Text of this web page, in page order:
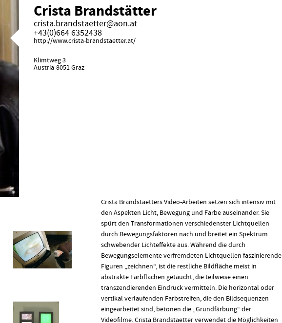
Crista Brandstätter
crista.brandstaetter@aon.at
+43(0)664 6352438
http://www.crista-brandstaetter.at/
Klimtweg 3
Austria-8051 Graz
Crista Brandstaetters Video-Arbeiten setzen sich intensiv mit
den Aspekten Licht, Bewegung und Farbe auseinander. Sie
spürt den Transformationen verschiedenster Lichtquellen
durch Bewegungsfaktoren nach und breitet ein Spektrum
schwebender Lichteffekte aus. Während die durch
Bewegungselemente verfremdeten Lichtquellen faszinierende
Figuren „zeichnen“, ist die restliche Bildfläche meist in
abstrakte Farbflächen getaucht, die teilweise einen
transzendierenden Eindruck vermitteln. Die horizontal oder
vertikal verlaufenden Farbstreifen, die den Bildsequenzen
eingearbeitet sind, betonen die „Grundfärbung“ der
Videofilme. Crista Brandstaetter verwendet die Möglichkeiten